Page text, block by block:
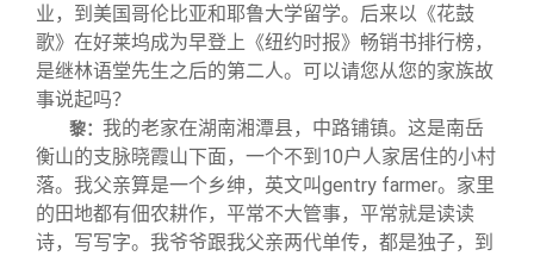
业，到美国哥伦比亚和耶鲁大学留学。后来以《花鼓
歌》在好莱坞成为早登上《纽约时报》畅销书排行榜，
是继林语堂先生之后的第二人。可以请您从您的家族故
事说起吗？
黎： 我的老家在湖南湘潭县，中路铺镇。这是南岳
衡山的支脉晓霞山下面，一个不到10户人家居住的小村
落。我父亲算是一个乡绅，英文叫gentry farmer。家里
的田地都有佃农耕作，平常不大管事，平常就是读读
诗，写写字。我爷爷跟我父亲两代单传，都是独子，到